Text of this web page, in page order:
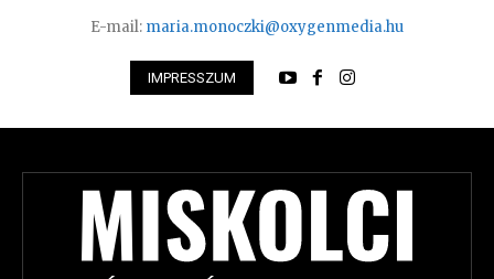
E-mail: maria.monoczki@oxygenmedia.hu
IMPRESSZUM